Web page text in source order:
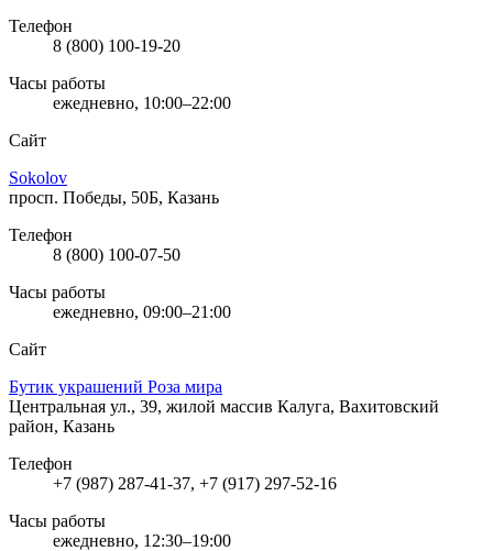
Телефон
8 (800) 100-19-20
Часы работы
ежедневно, 10:00–22:00
Сайт
Sokolov
просп. Победы, 50Б, Казань
Телефон
8 (800) 100-07-50
Часы работы
ежедневно, 09:00–21:00
Сайт
Бутик украшений Роза мира
Центральная ул., 39, жилой массив Калуга, Вахитовский
район, Казань
Телефон
+7 (987) 287-41-37, +7 (917) 297-52-16
Часы работы
ежедневно, 12:30–19:00